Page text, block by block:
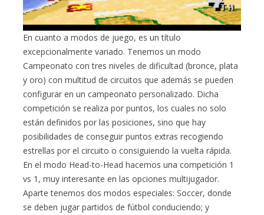
En cuanto a modos de juego, es un título
excepcionalmente variado. Tenemos un modo
Campeonato con tres niveles de dificultad (bronce, plata
y oro) con multitud de circuitos que además se pueden
configurar en un campeonato personalizado. Dicha
competición se realiza por puntos, los cuales no solo
están definidos por las posiciones, sino que hay
posibilidades de conseguir puntos extras recogiendo
estrellas por el circuito o consiguiendo la vuelta rápida.
En el modo Head-to-Head hacemos una competición 1
vs 1, muy interesante en las opciones multijugador.
Aparte tenemos dos modos especiales: Soccer, donde
se deben jugar partidos de fútbol conduciendo; y